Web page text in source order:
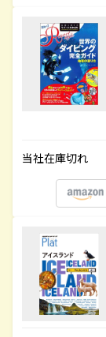
当社在庫切れ